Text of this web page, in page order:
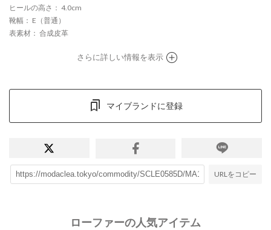
ヒールの高さ ： 4.0cm
靴幅 ： E（普通）
表素材 ： 合成皮革
さらに詳しい情報を表示
マイブランドに登録
URLをコピー
ローファーの人気アイテム